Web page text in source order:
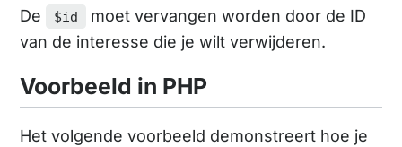
De $id
moet vervangen worden door de ID
van de interesse die je wilt verwijderen.
Voorbeeld in PHP
Het volgende voorbeeld demonstreert hoe je